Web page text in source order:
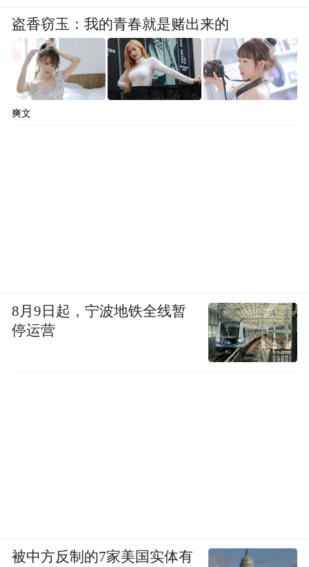
盗香窃玉：我的青春就是赌出来的
爽文
8月9日起，宁波地铁全线暂
停运营
被中方反制的7家美国实体有